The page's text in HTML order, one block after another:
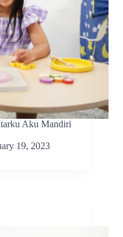
Aku Mandiri
19, 2023